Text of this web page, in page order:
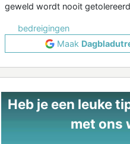
geweld wordt nooit
bedreigingen
Maak
Heb je een leuke
met ons